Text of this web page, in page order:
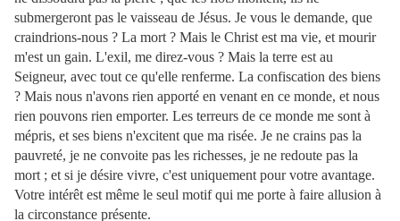
submergeront pas le vaisseau de Jésus. Je vous le demande, que
craindrions-nous ? La mort ? Mais le Christ est ma vie, et mourir
m'est un gain. L'exil, me direz-vous ? Mais la terre est au
Seigneur, avec tout ce qu'elle renferme. La confiscation des biens
? Mais nous n'avons rien apporté en venant en ce monde, et nous
rien pouvons rien emporter. Les terreurs de ce monde me sont à
mépris, et ses biens n'excitent que ma risée. Je ne crains pas la
pauvreté, je ne convoite pas les richesses, je ne redoute pas la
mort ; et si je désire vivre, c'est uniquement pour votre avantage.
Votre intérêt est même le seul motif qui me porte à faire allusion à
la circonstance présente.